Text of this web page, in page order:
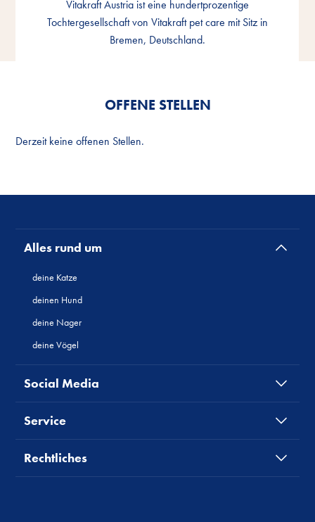
Vitakraft Austria ist eine hundertprozentige
Tochtergesellschaft von Vitakraft pet care mit Sitz in
Bremen, Deutschland.
Vitakraft Austria ist eine hundertprozentige
Tochtergesellschaft von Vitakraft pet care mit Sitz in
Bremen, Deutschland.
Vitakraft Austria ist eine hundertprozentige
Tochtergesellschaft von Vitakraft pet care mit Sitz in
Bremen, Deutschland.
OFFENE STELLEN
Derzeit keine offenen Stellen.
Alles rund um
deine Katze
deinen Hund
deine Nager
deine Vögel
Social Media
Service
Rechtliches